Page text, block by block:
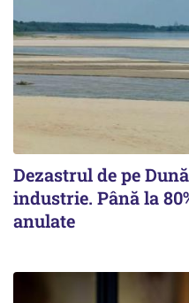
Dezastrul de pe
industrie. Până la
anulate